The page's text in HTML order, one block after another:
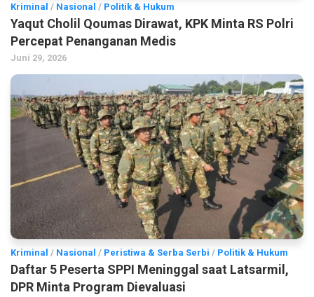
Kriminal / Nasional / Politik & Hukum
Yaqut Cholil Qoumas Dirawat, KPK Minta RS Polri
Percepat Penanganan Medis
Juni 29, 2026
Kriminal / Nasional / Peristiwa & Serba Serbi / Politik & Hukum
Daftar 5 Peserta SPPI Meninggal saat Latsarmil,
DPR Minta Program Dievaluasi